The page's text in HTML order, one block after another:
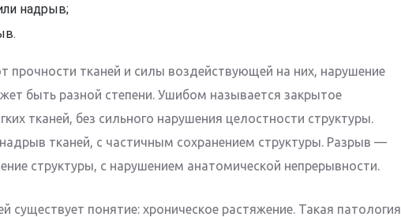
надрыв;
прочности тканей и силы воздействующей на них, нарушение
быть разной степени. Ушибом называется закрытое
тканей, без сильного нарушения целостности структуры.
тканей, с частичным сохранением структуры. Разрыв —
структуры, с нарушением анатомической непрерывности.
существует понятие: хроническое растяжение. Такая патология